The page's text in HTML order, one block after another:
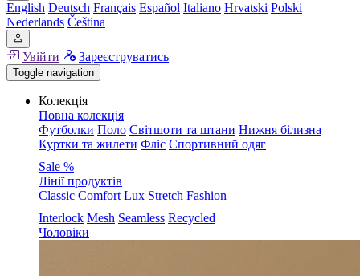
English Deutsch Français Español Italiano Hrvatski Polski
Nederlands Čeština
Увійти Зареєструватись
Toggle navigation
Колекція
Повна колекція
Футболки Поло Світшоти та штани Нижня білизна
Куртки та жилети Фліс Спортивний одяг
Sale %
Лінії продуктів
Classic Comfort Lux Stretch Fashion
Interlock Mesh Seamless Recycled
Чоловіки